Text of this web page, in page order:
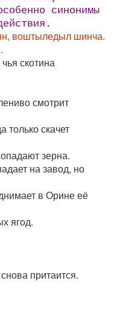
синонимы
воштыледыл шинча.
скотина
смотрит
только скачет
зерна.
на завод, но
в Орине её
ягод.
притаится.